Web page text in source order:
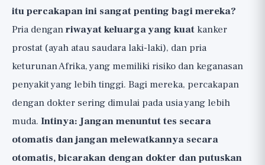
itu percakapan ini sangat penting bagi mereka?
Pria denganriwayat keluarga yang kuat kanker
prostat (ayah atau saudara laki-laki), dan pria
keturunan Afrika, yang memiliki risiko dan keganasan
penyakit yang lebih tinggi. Bagi mereka, percakapan
dengan dokter sering dimulai pada usia yang lebih
muda. Intinya: Jangan menuntut tes secara
otomatis dan jangan melewatkannya secara
otomatis, bicarakan dengan dokter dan putuskan